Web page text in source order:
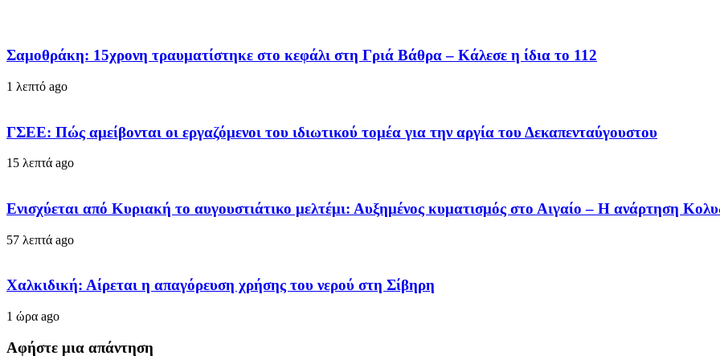
Σαμοθράκη: 15χρονη τραυματίστηκε στο κεφάλι στη Γριά Βάθρα – Κάλεσε η ίδια το 112
1 λεπτό ago
ΓΣΕΕ: Πώς αμείβονται οι εργαζόμενοι του ιδιωτικού τομέα για την αργία του Δεκαπενταύγουστου
15 λεπτά ago
Ενισχύεται από Κυριακή το αυγουστιάτικο μελτέμι: Αυξημένος κυματισμός στο Αιγαίο – Η ανάρτηση
57 λεπτά ago
Χαλκιδική: Αίρεται η απαγόρευση χρήσης του νερού στη Σίβηρη
1 ώρα ago
Αφήστε μια απάντηση